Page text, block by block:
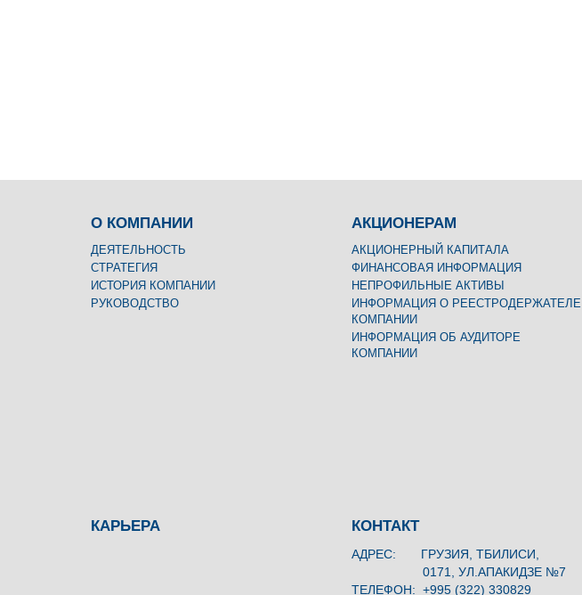
O КОМПАНИИ
ДЕЯТЕЛЬНОСТЬ
СТРАТЕГИЯ
ИСТОРИЯ КОМПАНИИ
РУКОВОДСТВО
АКЦИОНЕРАМ
АКЦИОНЕРНЫЙ КАПИТАЛА
ФИНАНСОВАЯ ИНФОРМАЦИЯ
НЕПРОФИЛЬНЫЕ АКТИВЫ
ИНФОРМАЦИЯ О РЕЕСТРОДЕРЖАТЕЛЕ
КОМПАНИИ
ИНФОРМАЦИЯ ОБ АУДИТОРЕ
КОМПАНИИ
КАРЬЕРА КОНТАКТ
АДРЕС: ГРУЗИЯ, ТБИЛИСИ,
0171, УЛ.АПАКИДЗЕ №7
ТЕЛЕФОН: +995 (322) 330829